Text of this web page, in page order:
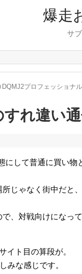
爆走
サ
DQMJ2プロフェッショナル
れ違い
して普通に買い物
じゃなく街中だと
、対戦向けになっ
イト目の算段が。
みな感じです。